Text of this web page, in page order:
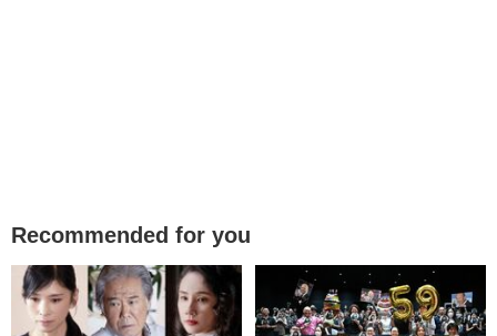
Recommended for you